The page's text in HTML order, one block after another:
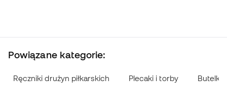
Powiązane kategorie:
Ręczniki drużyn piłkarskich Plecaki i torby Butelki i